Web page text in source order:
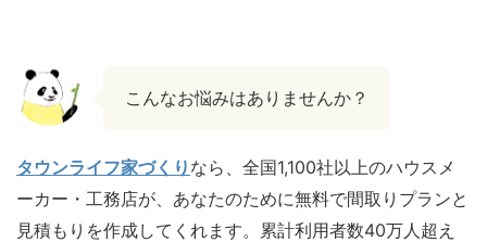
こんなお悩みはありませんか？
タウンライフ家づくり なら、全国1,100社以上のハウスメ
ーカー・工務店が、あなたのために無料で間取りプランと
見積もりを作成してくれます。累計利用者数40万人超え